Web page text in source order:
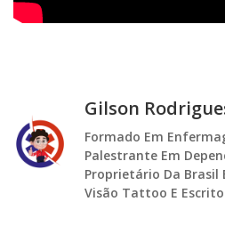
Gilson
Formado Em
Palestrante Em
Proprietário Da Brasil
Visão Tattoo E